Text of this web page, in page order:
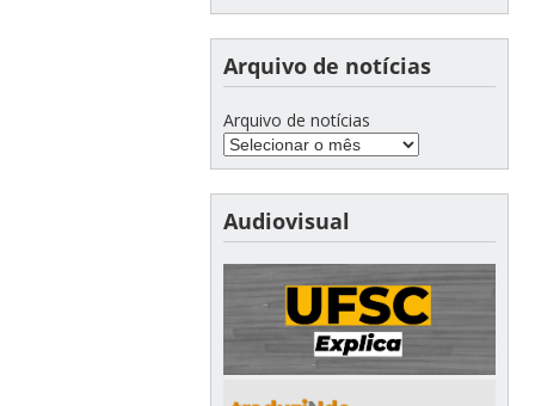
Arquivo de notícias
Arquivo de notícias
Audiovisual